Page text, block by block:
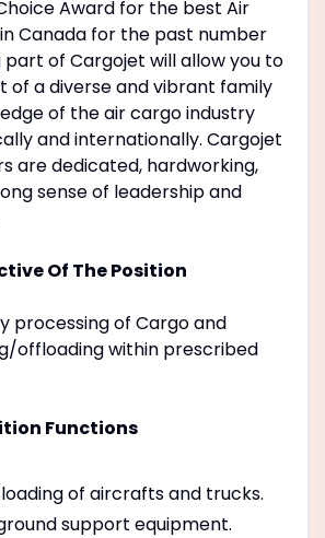
Award for the best Air
Canada for the past number
part of Cargojet will allow you to
of a diverse and vibrant family
of the air cargo industry
and internationally. Cargojet
are dedicated, hardworking,
sense of leadership and
Of The Position
processing of Cargo and
offloading within prescribed
Functions
of aircrafts and trucks.
support equipment.